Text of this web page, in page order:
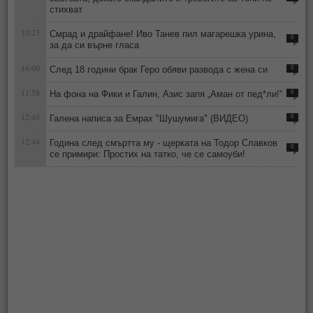
стихват
10:23
Смрад и драйфане! Иво Танев пил магарешка урина,
за да си върне гласа
0
16:00 След 18 години брак Геро обяви развода с жена си 0
11:58 На фона на Фики и Галин, Азис запя „Аман от пед*ли!“ 0
12:45 Галена написа за Емрах "Шушумига" (ВИДЕО) 0
12:44
Година след смъртта му - щерката на Тодор Славков
се примири: Простих на татко, че се самоуби!
0